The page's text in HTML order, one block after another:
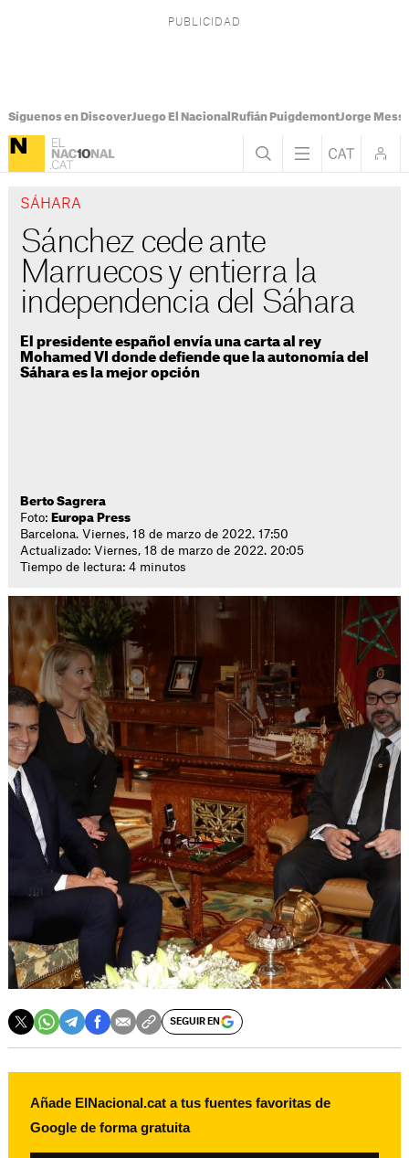
Síguenos en DiscoverJuego El Nacional Rufián PuigdemontJorge Messi
SÁHARA
Sánchez cede ante
Marruecos y entierra la
independencia del Sáhara
El presidente español envía una carta al rey
Mohamed VI donde defiende que la autonomía del
Sáhara es la mejor opción
Berto Sagrera
Foto: Europa Press
Barcelona. Viernes, 18 de marzo de 2022. 17:50
Actualizado: Viernes, 18 de marzo de 2022. 20:05
Tiempo de lectura: 4 minutos
SEGUIR EN
Añade ElNacional.cat a tus fuentes favoritas de
Google de forma gratuita